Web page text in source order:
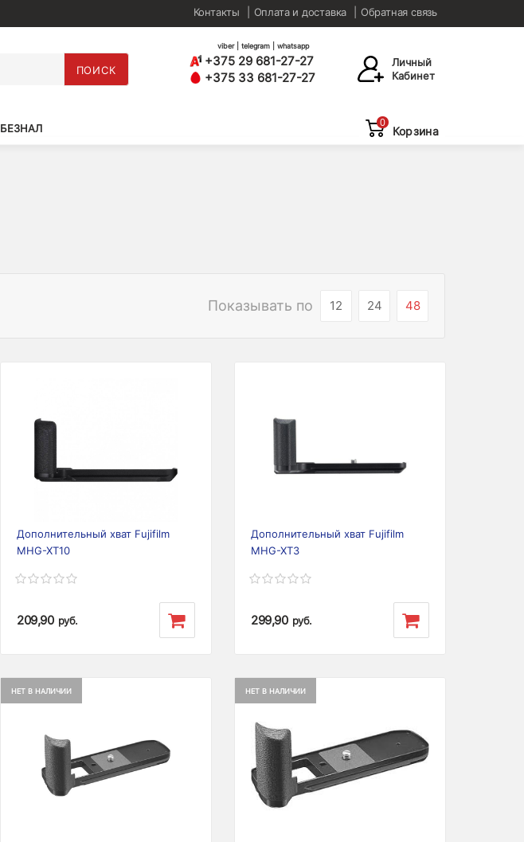
Контакты Оплата и доставка Обратная связь
ПОИСК
viber | telegram | whatsapp
+375 29 681-27-27
+375 33 681-27-27
Личный
Кабинет
БЕЗНАЛ 0
Корзина
Показывать по 12 24 48
Дополнительный хват Fujifilm
MHG-XT10
209,90 руб.
Дополнительный хват Fujifilm
MHG-XT3
299,90 руб.
НЕТ В НАЛИЧИИ НЕТ В НАЛИЧИИ